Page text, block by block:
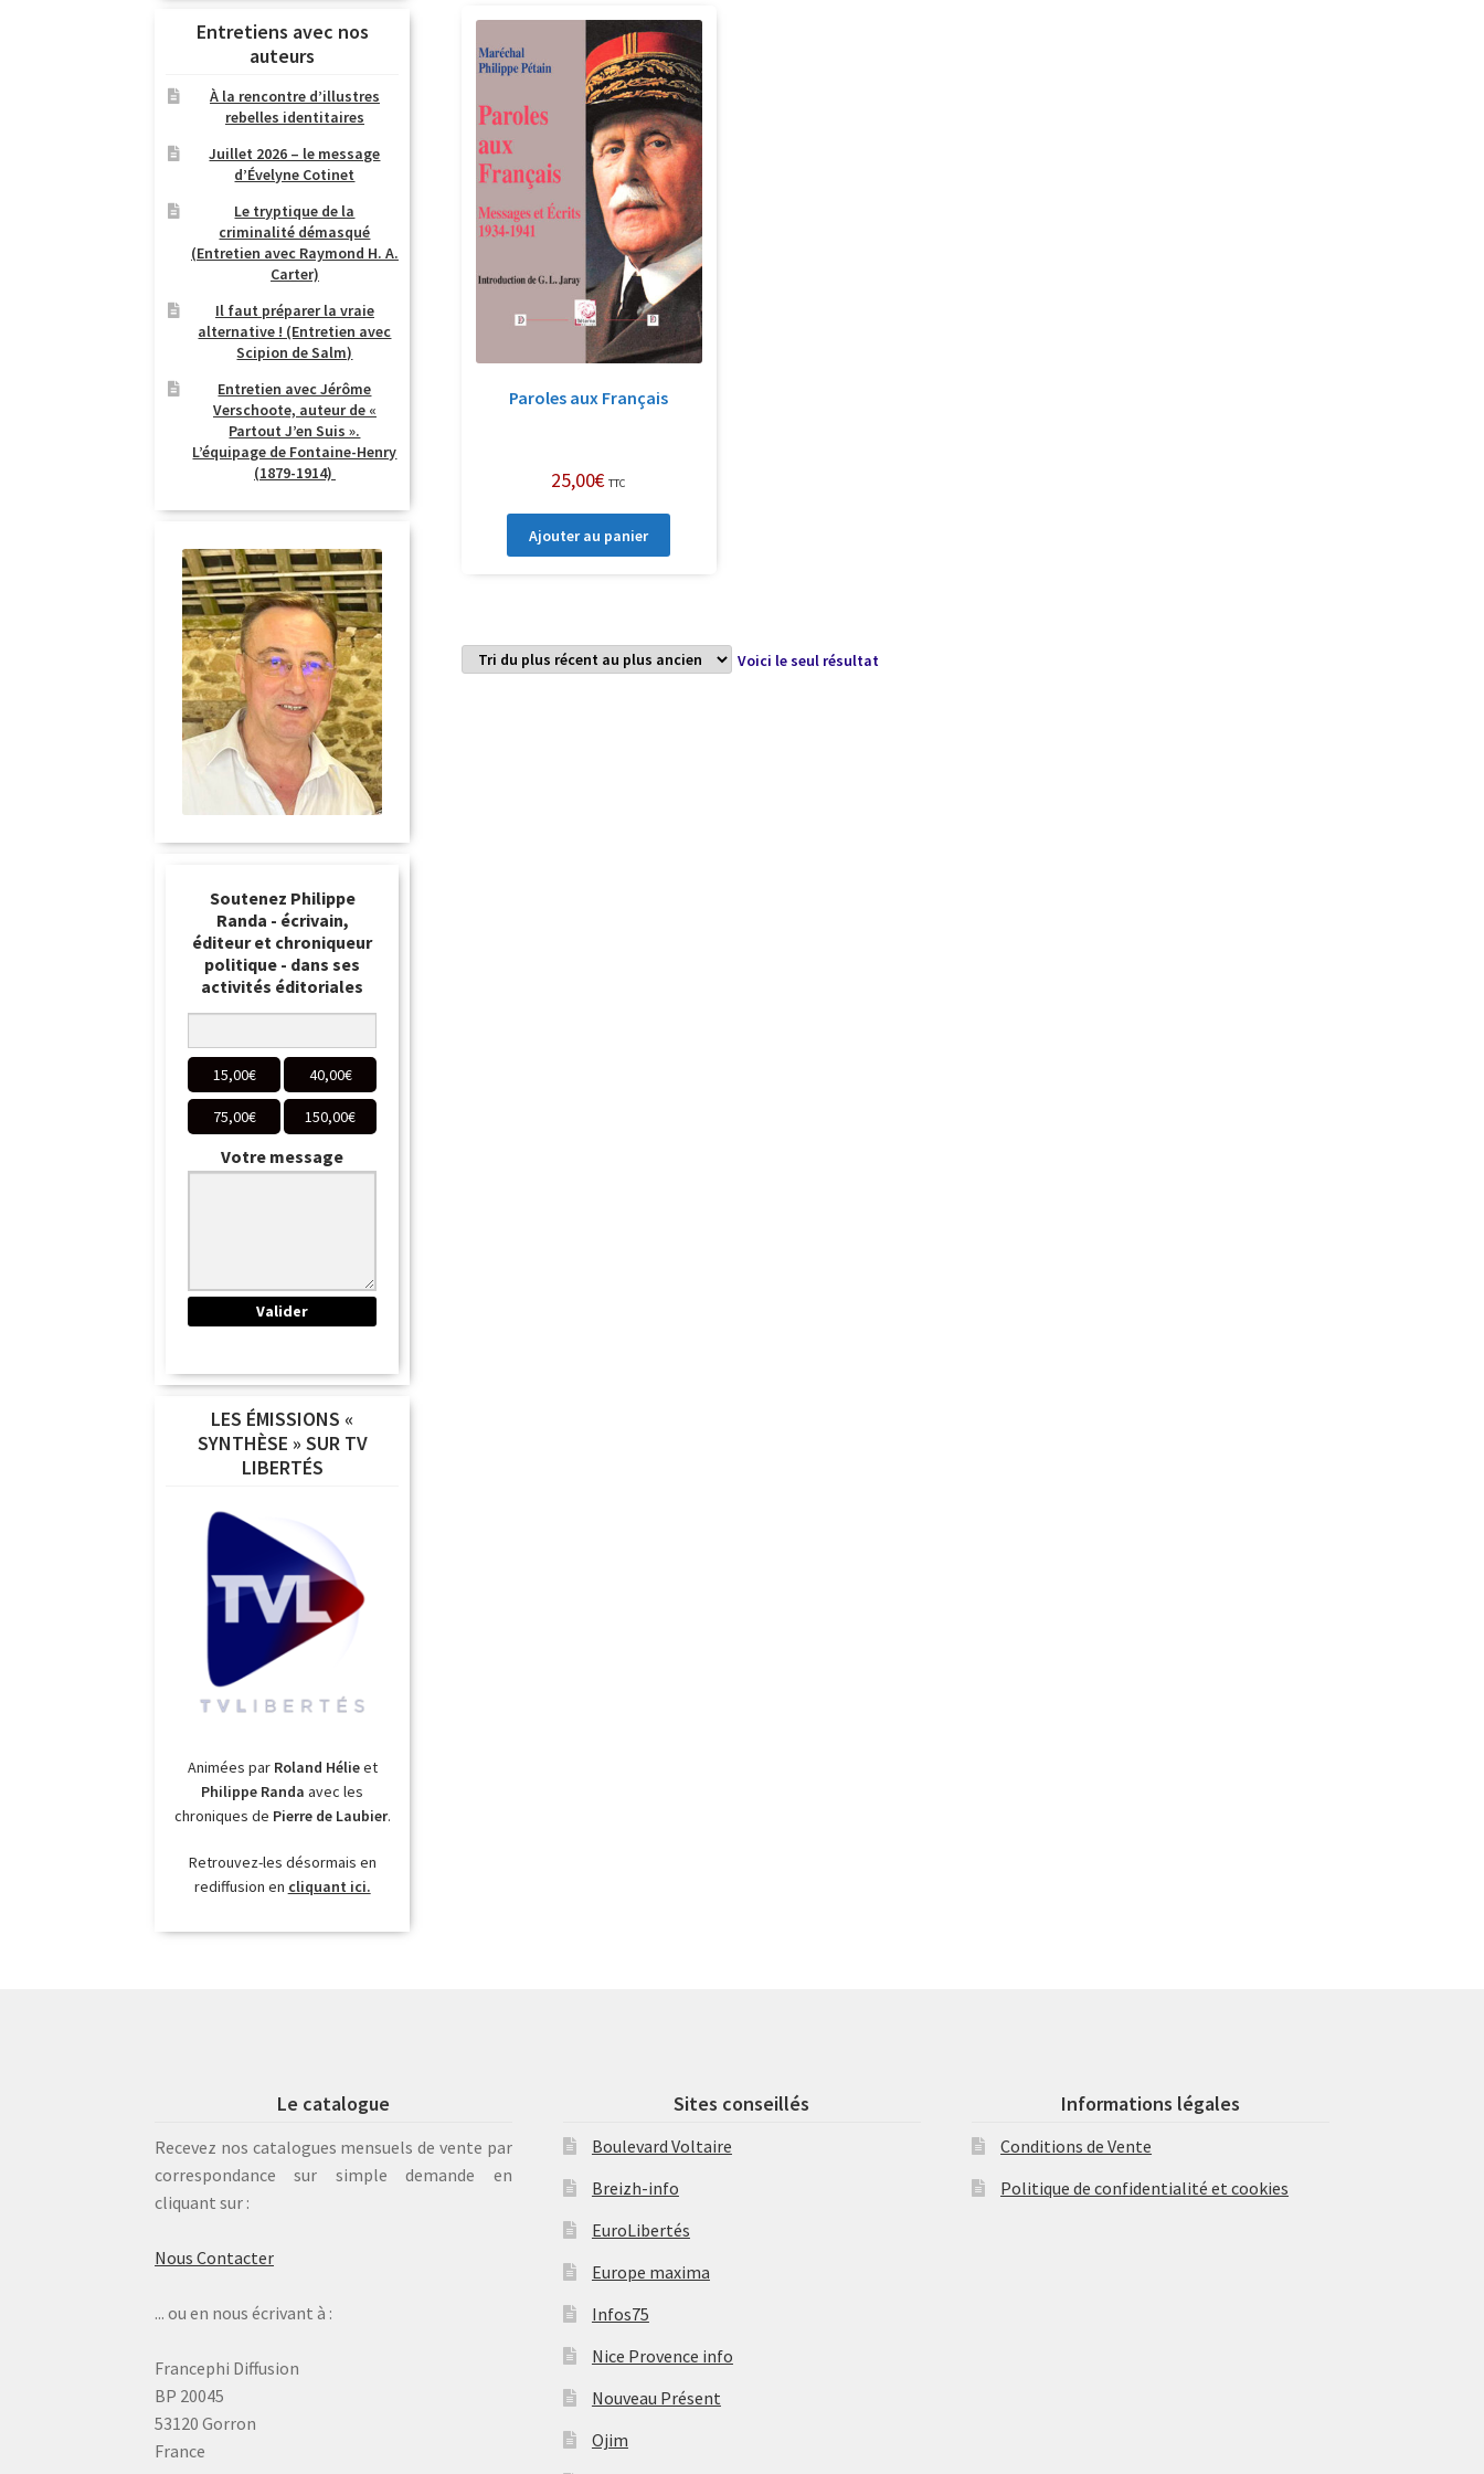
Paroles aux Français
25,00€ TTC
Ajouter au panier
Voici le seul résultat
Entretiens avec nos
auteurs
À la rencontre d’illustres
rebelles identitaires
Juillet 2026 – le message
d’Évelyne Cotinet
Le tryptique de la
criminalité démasqué
(Entretien avec Raymond H. A.
Carter)
Il faut préparer la vraie
alternative ! (Entretien avec
Scipion de Salm)
Entretien avec Jérôme
Verschoote, auteur de «
Partout J’en Suis ».
L’équipage de Fontaine-Henry
(1879-1914)
Soutenez Philippe
Randa - écrivain,
éditeur et chroniqueur
politique - dans ses
activités éditoriales
15,00€ 40,00€
75,00€ 150,00€
Votre message
LES ÉMISSIONS «
SYNTHÈSE » SUR TV
LIBERTÉS
Animées par Roland Hélieet
Philippe Randa avec les
chroniques de Pierre de Laubier.
Retrouvez-les désormais en
rediffusion en cliquant ici.
Le catalogue
Recevez nos catalogues mensuels de vente par
correspondance sur simple demande en
cliquant sur :
Nous Contacter
... ou en nous écrivant à :
Francephi Diffusion
BP 20045
53120 Gorron
France
Sites conseillés
Boulevard Voltaire
Breizh-info
EuroLibertés
Europe maxima
Infos75
Nice Provence info
Nouveau Présent
Ojim
Informations légales
Conditions de Vente
Politique de confidentialité et cookies